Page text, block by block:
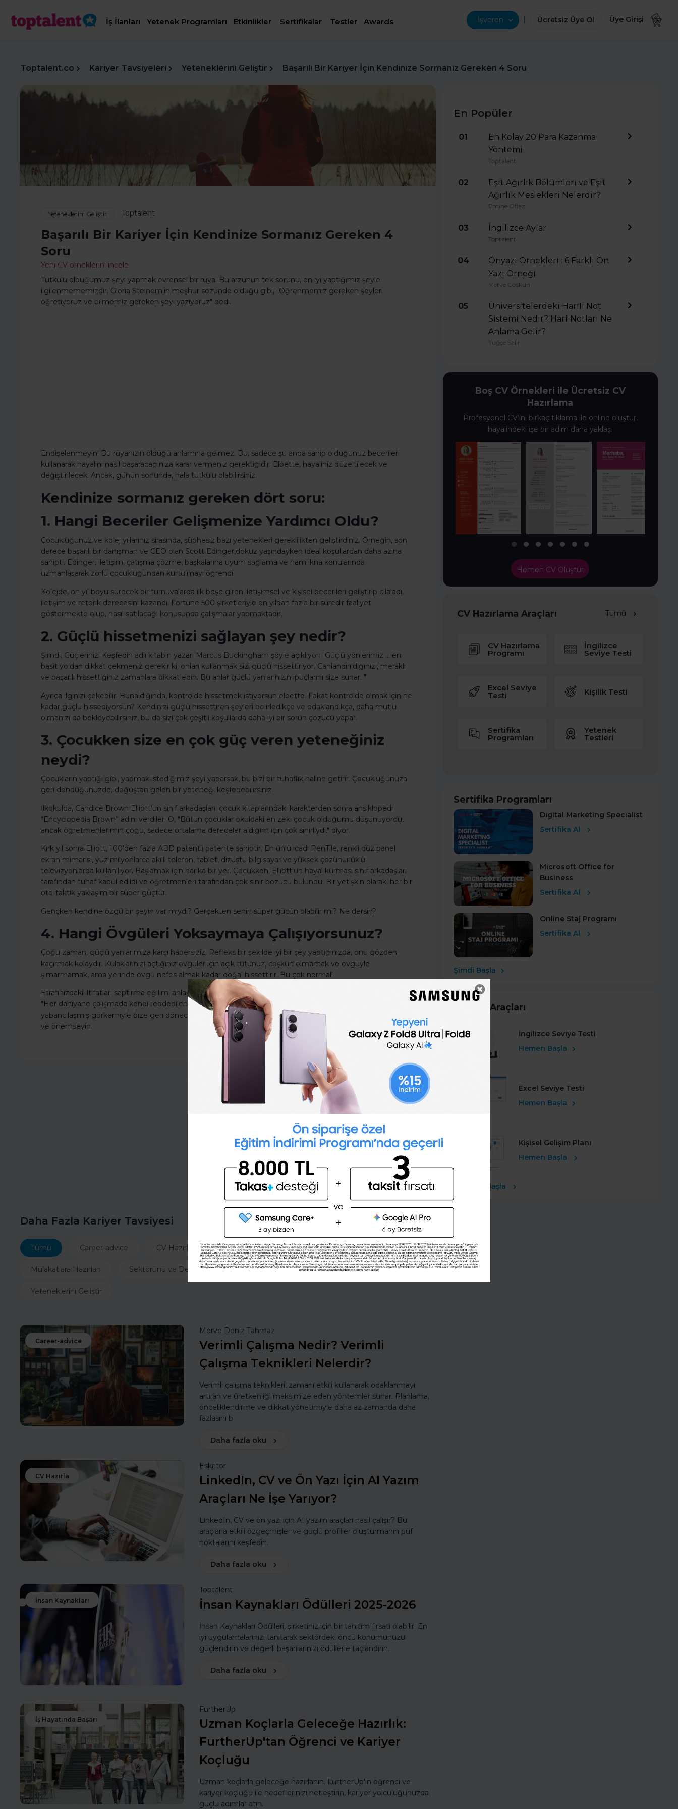
İş İlanları Yetenek Programları Etkinlikler Sertifikalar Testler Awards İşveren | Ücretsiz Üye Ol Üye Girişi
28 günlük kişisel gelişim planını
oluşturmak ister misin ?
Toptalent.co Kariyer Tavsiyeleri Yeteneklerini Geliştir Başarılı Bir Kariyer İçin Kendinize Sormanız Gereken 4 Soru
Yeteneklerini Geliştir Toptalent
Başarılı Bir Kariyer İçin Kendinize Sormanız Gereken 4
Soru
Yeni CV örneklerini incele
Tutkulu olduğumuz şeyi yapmak evrensel bir rüya. Bu arzunun tek sorunu, en iyi yaptığımız şeyle
ilgilenmememizdir. Gloria Steinem'in meşhur sözünde olduğu gibi, "Öğrenmemiz gereken şeyleri
öğretiyoruz ve bilmemiz gereken şeyi yazıyoruz" dedi.
Endişelenmeyin! Bu rüyanızın öldüğü anlamına gelmez. Bu, sadece şu anda sahip olduğunuz becerileri
kullanarak hayalini nasıl başaracağınıza karar vermeniz gerektiğidir. Elbette, hayaliniz düzeltilecek ve
değiştirilecek. Ancak, günün sonunda, hala tutkulu olabilirsiniz.
Kendinize sormanız gereken dört soru:
1. Hangi Beceriler Gelişmenize Yardımcı Oldu?
Çocukluğunuz ve kolej yıllarınız sırasında, şüphesiz bazı yetenekleri gereklilikten geliştirdiniz. Örneğin, son
derece başarılı bir danışman ve CEO olan Scott Edinger,dokuz yaşındayken ideal koşullardan daha azına
sahipti. Edinger, iletişim, çatışma çözme, başkalarına uyum sağlama ve ham ikna konularında
uzmanlaşarak zorlu çocukluğundan kurtulmayı öğrendi.
Kolejde, on yıl boyu sürecek bir turnuvalarda ilk beşe giren iletişimsel ve kişisel becerileri geliştirip cilaladı,
iletişim ve retorik derecesini kazandı. Fortune 500 şirketleriyle on yıldan fazla bir süredir faaliyet
göstermekte olup, nasıl satılacağı konusunda çalışmalar yapmaktadır.
2. Güçlü hissetmenizi sağlayan şey nedir?
Şimdi, Güçlerinizi Keşfedin adlı kitabın yazarı Marcus Buckingham şöyle açıklıyor: "Güçlü yönlerimiz ... en
basit yoldan dikkat çekmeniz gerekir ki: onları kullanmak sizi güçlü hissettiriyor. Canlandırıldığınızı, meraklı
ve başarılı hissettiğiniz zamanlara dikkat edin. Bu anlar güçlü yanlarınızın ipuçlarını size sunar. "
Ayrıca ilginizi çekebilir. Bunaldığında, kontrolde hissetmek istiyorsun elbette. Fakat kontrolde olmak için ne
kadar güçlü hissediyorsun? Kendinizi güçlü hissettiren şeyleri belirledikçe ve odaklandıkça, daha mutlu
olmanızı da bekleyebilirsiniz, bu da sizi çok çeşitli koşullarda daha iyi bir sorun çözücü yapar.
3. Çocukken size en çok güç veren yeteneğiniz
neydi?
Çocukların yaptığı gibi, yapmak istediğimiz şeyi yaparsak, bu bizi bir tuhaflık haline getirir. Çocukluğunuza
geri döndüğünüzde, doğuştan gelen bir yeteneği keşfedebilirsiniz.
İlkokulda, Candice Brown Elliott'un sınıf arkadaşları, çocuk kitaplarındaki karakterden sonra ansiklopedi
“Encyclopedia Brown” adını verdiler. O, "Bütün çocuklar okuldaki en zeki çocuk olduğumu düşünüyordu,
ancak öğretmenlerimin çoğu, sadece ortalama dereceler aldığım için çok sinirliydi." diyor.
Kırk yıl sonra Elliott, 100'den fazla ABD patentli patente sahiptir. En ünlü icadı PenTile, renkli düz panel
ekran mimarisi, yüz milyonlarca akıllı telefon, tablet, dizüstü bilgisayar ve yüksek çözünürlüklü
televizyonlarda kullanılıyor. Başlamak için harika bir yer. Çocukken, Elliott'un hayal kurması sınıf arkadaşları
tarafından tuhaf kabul edildi ve öğretmenleri tarafından çok sinir bozucu bulundu. Bir yetişkin olarak, her bir
oto-taktik yaklaşım bir süper güçtür.
Gençken kendine özgü bir şeyin var mıydı? Gerçekten senin süper gücün olabilir mi? Ne dersin?
4. Hangi Övgüleri Yoksaymaya Çalışıyorsunuz?
Çoğu zaman, güçlü yanlarımıza karşı habersiziz. Refleks bir şekilde iyi bir şey yaptığınızda, onu gözden
kaçırmak kolaydır. Kulaklarınızı açtığınız övgüler için açık tutunuz, coşkun olmamak ve övgüyle
şımarmamak, ama yerinde övgü nefes almak kadar doğal hissettirir. Bu çok normal!
Etrafınızdaki iltifatları saptırma eğilimi anlaşılabilir, ancak ne yaptığınız önemli değil. Ralph Waldo Emerson,
"Her dahiyane çalışmada kendi reddedilen düşüncelerimizi tanıyoruz, belli bir zamanda o düşünceler
yabancılaşmış görkemiyle bize geri dönecekler" yazmıştır. O nedenle eksiklerinizi de doğrularınızı farkedin
ve önemseyin.
En Popüler
01
En Kolay 20 Para Kazanma
Yöntemi
Toptalent
02
Eşit Ağırlık Bölümleri ve Eşit
Ağırlık Meslekleri Nelerdir?
Emine Oflaz
03 İngilizce Aylar
Toptalent
04
Önyazı Örnekleri : 6 Farklı Ön
Yazı Örneği
Merve Coşkun
05
Üniversitelerdeki Harfli Not
Sistemi Nedir? Harf Notları Ne
Anlama Gelir?
Tuğçe Salır
Boş CV Örnekleri ile Ücretsiz CV
Hazırlama
Profesyonel CV’ini birkaç tıklama ile online oluştur,
hayalindeki işe bir adım daha yaklaş.
Hemen CV Oluştur
CV Hazırlama Araçları Tümü
CV Hazırlama
Programı
İngilizce
Seviye Testi
Excel Seviye
Testi Kişilik Testi
Sertifika
Programları
Yetenek
Testleri
Sertifika Programları
Digital Marketing Specialist
Sertifika Al
Microsoft Office for
Business
Sertifika Al
Online Staj Programı
Sertifika Al
Şimdi Başla
Kariyer Araçları
İngilizce Seviye Testi
Hemen Başla
Excel Seviye Testi
Hemen Başla
Kişisel Gelişim Planı
Hemen Başla
Ücretsiz Başla
Daha Fazla Kariyer Tavsiyesi
Tümü Career-advice CV Hazırla İnsan Kaynakları İş Hayatında Başarı
Mülakatlara Hazırlan Sektörünü ve Departmanını Seç Şirketleri Keşfet
Yeteneklerini Geliştir
Career-advice
Merve Deniz Tahmaz
Verimli Çalışma Nedir? Verimli
Çalışma Teknikleri Nelerdir?
Verimli çalışma teknikleri, zamanı etkili kullanarak odaklanmayı
artıran ve üretkenliği maksimize eden yöntemler sunar. Planlama,
önceliklendirme ve dikkat yönetimiyle daha az zamanda daha
fazlasını b
Daha fazla oku
CV Hazırla
Eskritor
LinkedIn, CV ve Ön Yazı İçin AI Yazım
Araçları Ne İşe Yarıyor?
LinkedIn, CV ve ön yazı için AI yazım araçları nasıl çalışır? Bu
araçlarla etkili özgeçmişler ve güçlü profiller oluşturmanın püf
noktalarını keşfedin.
Daha fazla oku
İnsan Kaynakları
Toptalent
İnsan Kaynakları Ödülleri 2025-2026
İnsan Kaynakları Ödülleri, şirketiniz için bir tanıtım fırsatı olabilir. En
iyi uygulamalarınızı tanıtarak sektördeki öncü konumunuzu
güçlendirin ve değerli başarılarınızı ödüllerle taçlandırın.
Daha fazla oku
İş Hayatında Başarı
FurtherUp
Uzman Koçlarla Geleceğe Hazırlık:
FurtherUp'tan Öğrenci ve Kariyer
Koçluğu
Uzman koçlarla geleceğe hazırlanın. FurtherUp’ın öğrenci ve
kariyer koçluğu ile hedeflerinizi netleştirin, kariyer yolculuğunuzda
güçlü adımlar atın.